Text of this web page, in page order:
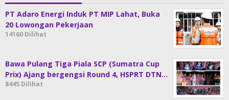
PT Adaro Energi Induk PT MIP Lahat, Buka
20 Lowongan Pekerjaan
14160 Dilihat
Bawa Pulang Tiga Piala SCP (Sumatra Cup
Prix) Ajang bergengsi Round 4, HSPRT DTN…
8445 Dilihat